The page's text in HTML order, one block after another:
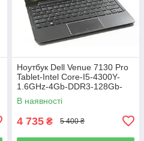
Ноутбук Dell Venue 7130 Pro
Tablet-Intel Core-I5-4300Y-
1.6GHz-4Gb-DDR3-128Gb-
SSD-W10.8-FHD-Web-IPS-
(B)-Б/B
В наявності
4 735 ₴ 5 400 ₴